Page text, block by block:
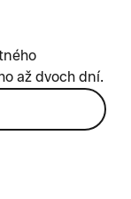
až dvoch dní.